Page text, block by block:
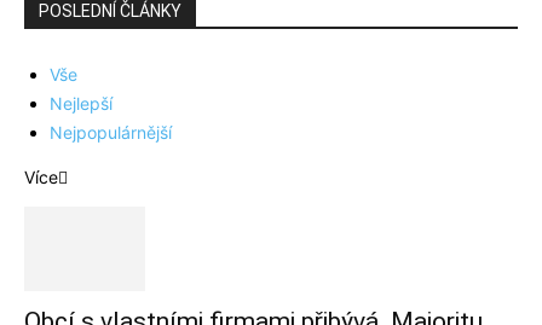
POSLEDNÍ ČLÁNKY
Vše
Nejlepší
Nejpopulárnější
Více